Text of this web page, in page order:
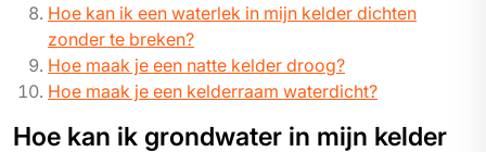
Hoe kan ik een waterlek in mijn kelder dichten
zonder te breken?
Hoe maak je een natte kelder droog?
Hoe maak je een kelderraam waterdicht?
Hoe kan ik grondwater in mijn kelder